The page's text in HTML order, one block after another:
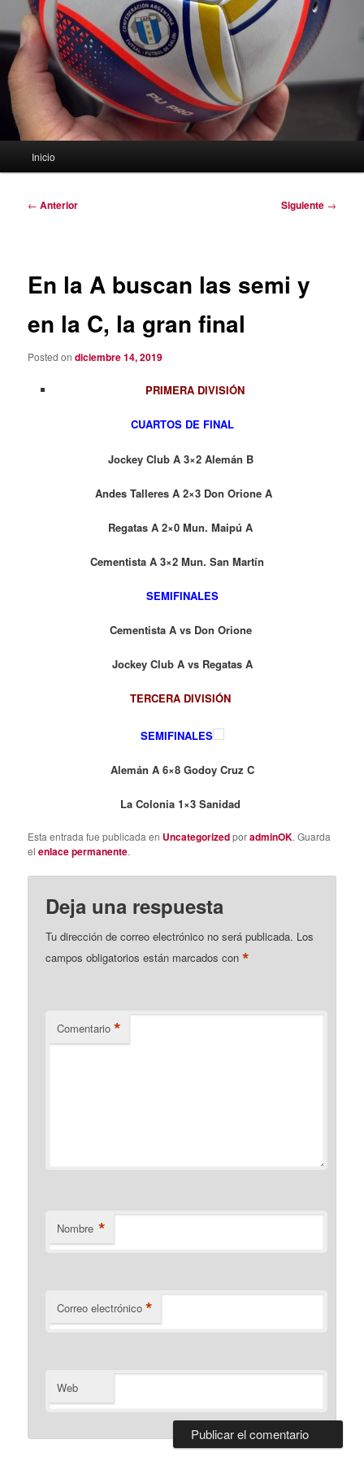
Inicio
Navegación
← Anterior Siguiente →
En la A buscan las semi y
en la C, la gran final
Posted ondiciembre 14, 2019
PRIMERA DIVISIÓN
CUARTOS DE FINAL
Jockey Club A 3×2 Alemán B
Andes Talleres A 2×3 Don Orione A
Regatas A 2×0 Mun. Maipú A
Cementista A 3×2 Mun. San Martín
SEMIFINALES
Cementista A vs Don Orione
Jockey Club A vs Regatas A
TERCERA DIVISIÓN
SEMIFINALES
Alemán A 6×8 Godoy Cruz C
La Colonia 1×3 Sanidad
Esta entrada fue publicada en UncategorizedporadminOK. Guarda
elenlace permanente.
Deja una respuesta
Tu dirección de correo electrónico no será publicada. Los
campos obligatorios están marcados con*
Comentario *
Nombre *
Correo electrónico *
Web